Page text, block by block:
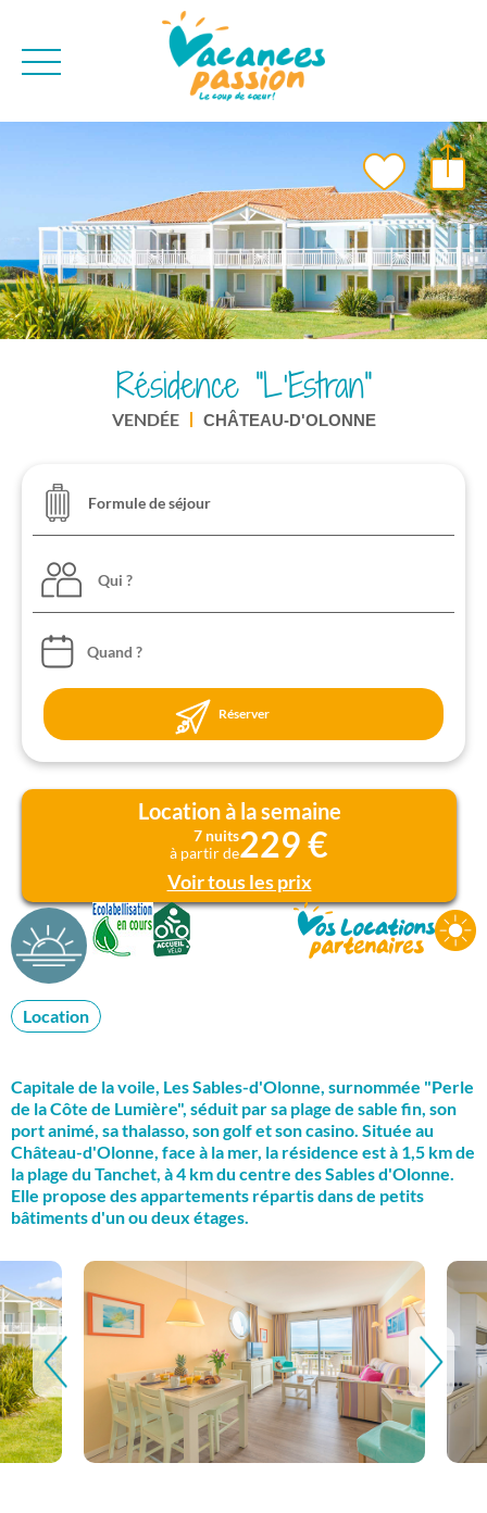
MONTAGNE
VILLES
ENVIE D'AILLEURS
QUI SOMMES-
BLOG
BROCHURES
NEWSLETTER
Résidence "L'Estran"
VENDÉE CHÂTEAU-D'OLONNE
Qui ?
Réserver
Location à la semaine
7 nuits
à partir de229 €
Voir tous les prix
Location
Capitale de la voile, Les Sables-d'Olonne, surnommée "Perle
de la Côte de Lumière", séduit par sa plage de sable fin, son
port animé, sa thalasso, son golf et son casino. Située au
Château-d'Olonne, face à la mer, la résidence est à 1,5 km de
la plage du Tanchet, à 4 km du centre des Sables d'Olonne.
Elle propose des appartements répartis dans de petits
bâtiments d'un ou deux étages.